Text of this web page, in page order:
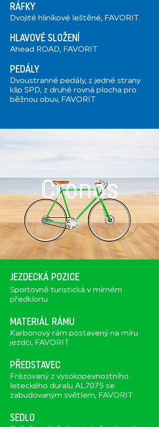
RÁFKY
Dvojité hliníkové leštěné, FAVORIT
HLAVOVÉ SLOŽENÍ
Ahead ROAD, FAVORIT
PEDÁLY
Dvoustranné pedály, z jedné strany
klip SPD, z druhé rovná plocha pro
běžnou obuv, FAVORIT
Cronos
JEZDECKÁ POZICE
Sportovně turistická v mírném
předklonu
MATERIÁL RÁMU
Karbonový rám postavený na míru
jezdci, FAVORIT
PŘEDSTAVEC
Frézovaný z vysokopevnostního
leteckého duralu AL7075 se
zabudovaným světlem, FAVORIT
SEDLO